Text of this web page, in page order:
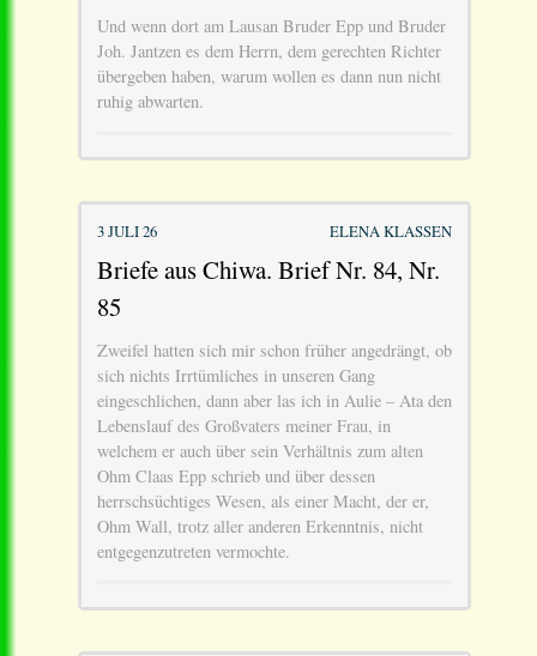
Und wenn dort am Lausan Bruder Epp und Bruder
Joh. Jantzen es dem Herrn, dem gerechten Richter
übergeben haben, warum wollen es dann nun nicht
ruhig abwarten.
3 JULI 26 ELENA KLASSEN
Briefe aus Chiwa. Brief Nr. 84, Nr.
85
Zweifel hatten sich mir schon früher angedrängt, ob
sich nichts Irrtümliches in unseren Gang
eingeschlichen, dann aber las ich in Aulie – Ata den
Lebenslauf des Großvaters meiner Frau, in
welchem er auch über sein Verhältnis zum alten
Ohm Claas Epp schrieb und über dessen
herrschsüchtiges Wesen, als einer Macht, der er,
Ohm Wall, trotz aller anderen Erkenntnis, nicht
entgegenzutreten vermochte.